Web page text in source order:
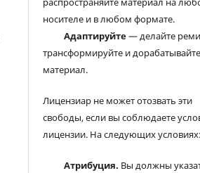
носителе и в любом формате.
Адаптируйте— делайте
трансформируйте и
материал.
Лицензиар не может отозвать эти
свободы, если вы соблюдаете
лицензии. На следующих
Атрибуция. Вы должны